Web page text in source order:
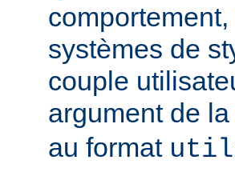
systèmes de
couple
argument de
au format